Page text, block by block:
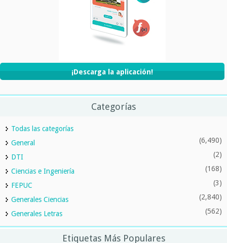
¡Descarga la aplicación!
Categorías
Todas las categorías
General
(6,490)
DTI (2)
Ciencias e Ingeniería (168)
FEPUC (3)
Generales Ciencias (2,840)
Generales Letras (562)
Etiquetas Más Populares